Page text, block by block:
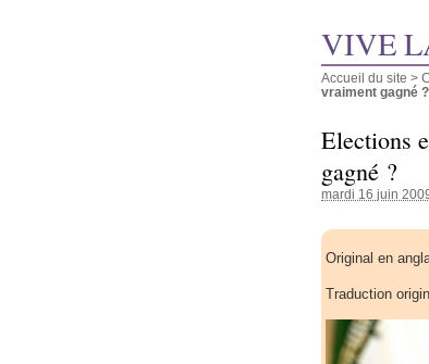
VIVE
Accueil du site >
vraiment gagné ?
Elections
gagné ?
mardi 16 juin
Original en
Traduction